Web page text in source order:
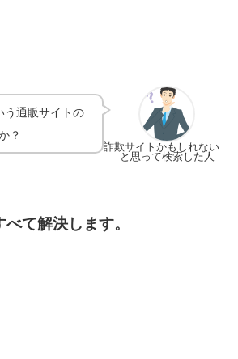
詐欺サイトかもしれない…
と思って検索した人
う通販サイトの
？
て解決します。